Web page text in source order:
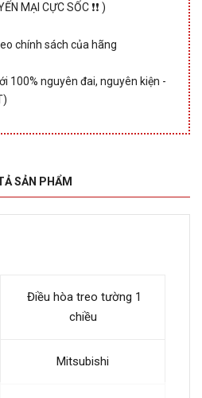
MẠI CỰC SỐC ❗❗ )
chính sách của hãng
100% nguyên đai, nguyên kiện -
SẢN PHẨM
Điều hòa treo tường 1
chiều
Mitsubishi